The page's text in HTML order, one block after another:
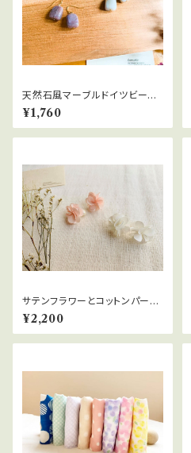
天然石風マーブルドイツビーズ
のピアス
¥1,760
サテンフラワーとコットンパール
キャッチの2wayピアス
¥2,200